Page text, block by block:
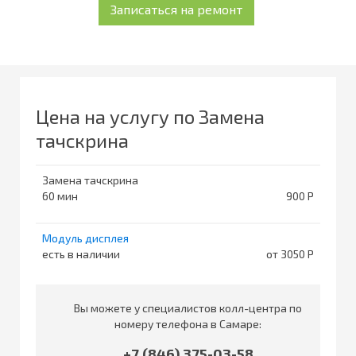
Цена на услугу по Замена
тачскрина
Замена тачскрина
60
900
Модуль дисплея
есть в наличии
от 3050
Вы можете у специалистов колл-центра по
номеру телефона в Самаре: